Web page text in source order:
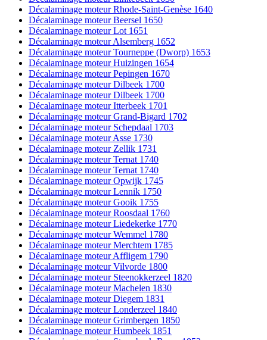
Décalaminage moteur Rhode-Saint-Genèse 1640
Décalaminage moteur Beersel 1650
Décalaminage moteur Lot 1651
Décalaminage moteur Alsemberg 1652
Décalaminage moteur Tourneppe (Dworp) 1653
Décalaminage moteur Huizingen 1654
Décalaminage moteur Pepingen 1670
Décalaminage moteur Dilbeek 1700
Décalaminage moteur Dilbeek 1700
Décalaminage moteur Itterbeek 1701
Décalaminage moteur Grand-Bigard 1702
Décalaminage moteur Schepdaal 1703
Décalaminage moteur Asse 1730
Décalaminage moteur Zellik 1731
Décalaminage moteur Ternat 1740
Décalaminage moteur Ternat 1740
Décalaminage moteur Opwijk 1745
Décalaminage moteur Lennik 1750
Décalaminage moteur Gooik 1755
Décalaminage moteur Roosdaal 1760
Décalaminage moteur Liedekerke 1770
Décalaminage moteur Wemmel 1780
Décalaminage moteur Merchtem 1785
Décalaminage moteur Affligem 1790
Décalaminage moteur Vilvorde 1800
Décalaminage moteur Steenokkerzeel 1820
Décalaminage moteur Machelen 1830
Décalaminage moteur Diegem 1831
Décalaminage moteur Londerzeel 1840
Décalaminage moteur Grimbergen 1850
Décalaminage moteur Humbeek 1851